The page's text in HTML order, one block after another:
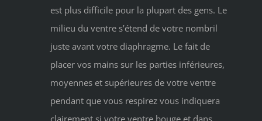
est plus difficile pour la plupart des gens. Le
milieu du ventre s’étend de votre nombril
juste avant votre diaphragme. Le fait de
placer vos mains sur les parties inférieures,
moyennes et supérieures de votre ventre
pendant que vous respirez vous indiquera